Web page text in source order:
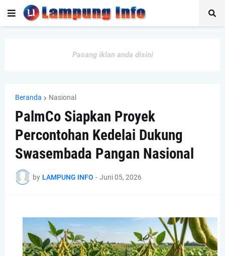
Pasang iklan anda disini
Beranda Nasional
PalmCo Siapkan Proyek
Percontohan Kedelai Dukung
Swasembada Pangan Nasional
by LAMPUNG INFO - Juni 05, 2026